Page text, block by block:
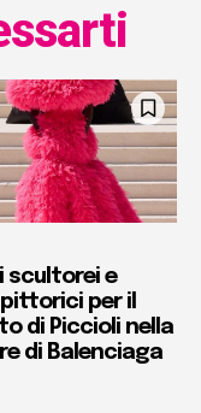
scultorei e
per il
di Piccioli nella
di Balenciaga